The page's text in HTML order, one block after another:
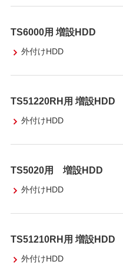
TS6000用 増設HDD
外付けHDD
TS51220RH用 増設HDD
外付けHDD
TS5020用 増設HDD
外付けHDD
TS51210RH用 増設HDD
外付けHDD